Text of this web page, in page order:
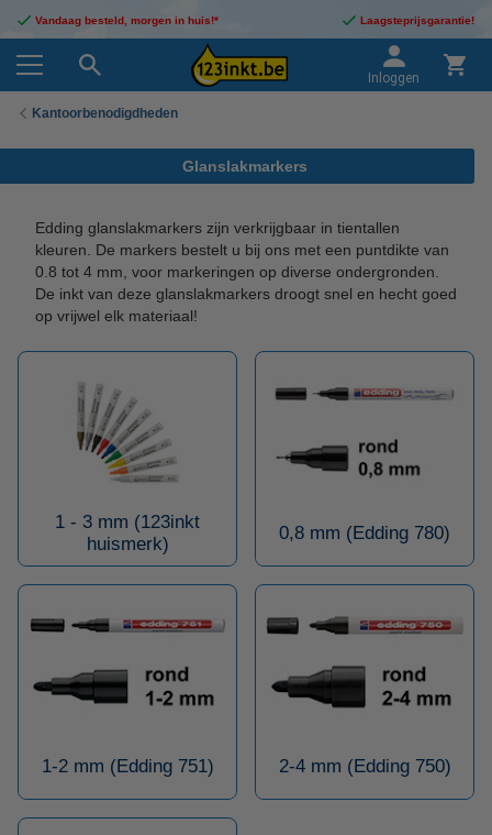
Vandaag besteld, morgen in huis!* Laagsteprijsgarantie!
Inloggen
Kantoorbenodigdheden
Glanslakmarkers
Edding glanslakmarkers zijn verkrijgbaar in tientallen
kleuren. De markers bestelt u bij ons met een puntdikte van
0.8 tot 4 mm, voor markeringen op diverse ondergronden.
De inkt van deze glanslakmarkers droogt snel en hecht goed
op vrijwel elk materiaal!
1 - 3 mm (123inkt
huismerk)
0,8 mm (Edding 780)
1-2 mm (Edding 751) 2-4 mm (Edding 750)